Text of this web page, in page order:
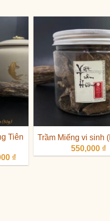
Tiên
₫Khoảng
giá:
Trầm Miếng vi sinh
550,000 ₫